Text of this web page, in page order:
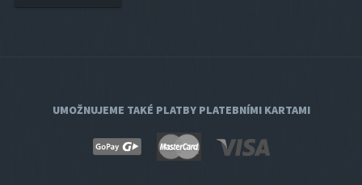
UMOŽNUJEME TAKÉ PLATBY PLATEBNÍMI KARTAMI